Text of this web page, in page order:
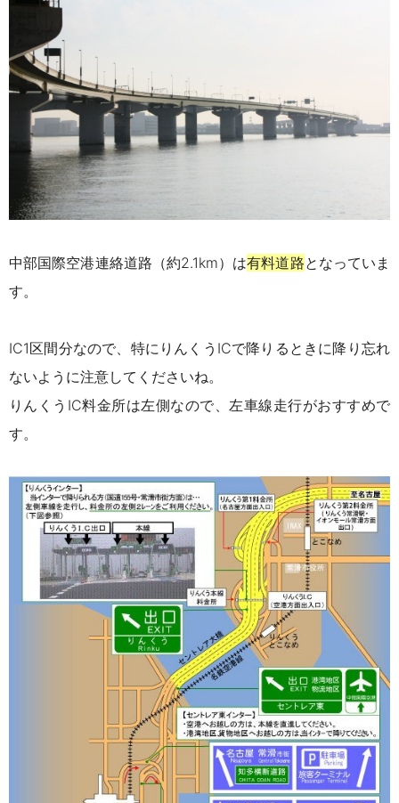
中部国際空港連絡道路（約2.1km）は有料道路となっていま
す。
IC1区間分なので、特にりんくうICで降りるときに降り忘れ
ないように注意してくださいね。
りんくうIC料金所は左側なので、左車線走行がおすすめで
す。